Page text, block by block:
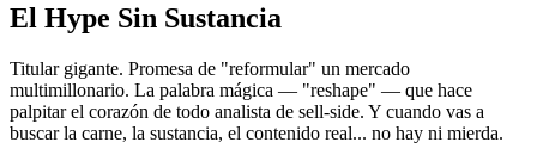
El Hype Sin Sustancia
Titular gigante. Promesa de "reformular" un mercado
multimillonario. La palabra mágica — "reshape" — que hace
palpitar el corazón de todo analista de sell-side. Y cuando vas a
buscar la carne, la sustancia, el contenido real... no hay ni mierda.